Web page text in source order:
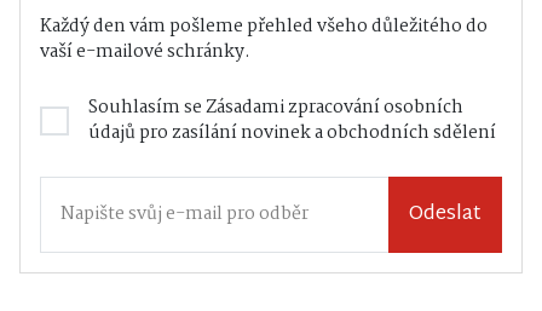
Každý den vám pošleme přehled všeho důležitého do
vaší e-mailové schránky.
Souhlasím seZásadami zpracování osobních
údajůpro zasílání novinek a obchodních sdělení
Odeslat